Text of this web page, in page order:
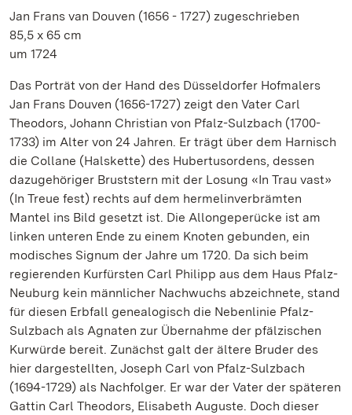
Jan Frans van Douven (1656 - 1727) zugeschrieben
85,5 x 65 cm
um 1724
Das Porträt von der Hand des Düsseldorfer Hofmalers
Jan Frans Douven (1656-1727) zeigt den Vater Carl
Theodors, Johann Christian von Pfalz-Sulzbach (1700-
1733) im Alter von 24 Jahren. Er trägt über dem Harnisch
die Collane (Halskette) des Hubertusordens, dessen
dazugehöriger Bruststern mit der Losung «In Trau vast»
(In Treue fest) rechts auf dem hermelinverbrämten
Mantel ins Bild gesetzt ist. Die Allongeperücke ist am
linken unteren Ende zu einem Knoten gebunden, ein
modisches Signum der Jahre um 1720. Da sich beim
regierenden Kurfürsten Carl Philipp aus dem Haus Pfalz-
Neuburg kein männlicher Nachwuchs abzeichnete, stand
für diesen Erbfall genealogisch die Nebenlinie Pfalz-
Sulzbach als Agnaten zur Übernahme der pfälzischen
Kurwürde bereit. Zunächst galt der ältere Bruder des
hier dargestellten, Joseph Carl von Pfalz-Sulzbach
(1694-1729) als Nachfolger. Er war der Vater der späteren
Gattin Carl Theodors, Elisabeth Auguste. Doch dieser